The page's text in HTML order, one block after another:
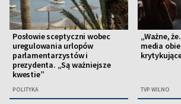
Posłowie sceptyczni wobec
uregulowania urlopów
parlamentarzystów i
prezydenta. „Są ważniejsze
kwestie”
POLITYKA
„Ważne,
media
TVP WILNO